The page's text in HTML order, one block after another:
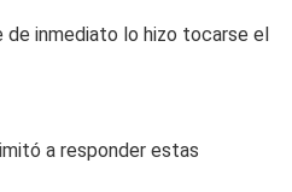
de inmediato lo hizo tocarse el
a responder estas